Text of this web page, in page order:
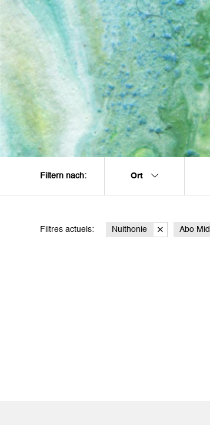
Filtern nach: Ort
Filtres actuels: Nuithonie Abo